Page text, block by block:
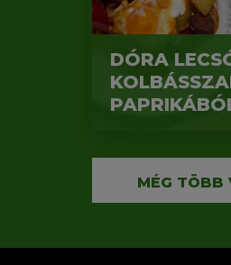
DÓRA
MÉG TÖBB